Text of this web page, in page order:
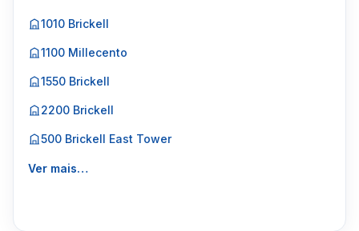
1010 Brickell
1100 Millecento
1550 Brickell
2200 Brickell
500 Brickell East Tower
Ver mais…